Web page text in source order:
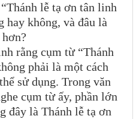
lễ tạ ơn tân linh
hay không, và đâu là
rằng cụm từ “Thánh
phải là một cách
sử dụng. Trong văn
cụm từ ấy, phần lớn
đây là Thánh lễ tạ ơn